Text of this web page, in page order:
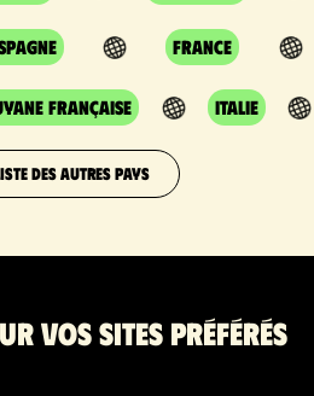
France
Française Italie
DES AUTRES PAYS
vos sites préférés